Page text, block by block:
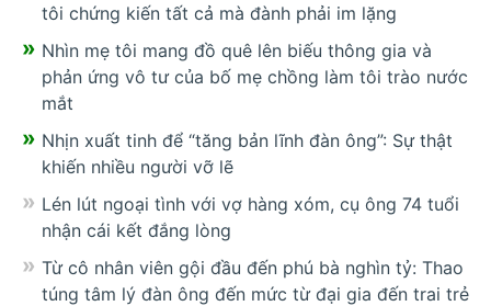
tôi chứng kiến tất cả mà đành phải im lặng
Nhìn mẹ tôi mang đồ quê lên biếu thông gia và
phản ứng vô tư của bố mẹ chồng làm tôi trào nước
mắt
Nhịn xuất tinh để “tăng bản lĩnh đàn ông”: Sự thật
khiến nhiều người vỡ lẽ
Lén lút ngoại tình với vợ hàng xóm, cụ ông 74 tuổi
nhận cái kết đắng lòng
Từ cô nhân viên gội đầu đến phú bà nghìn tỷ: Thao
túng tâm lý đàn ông đến mức từ đại gia đến trai trẻ